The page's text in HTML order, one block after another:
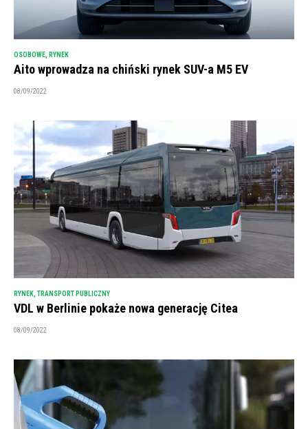
OSOBOWE RYNEK
Aito wprowadza na chiński rynek SUV-a M5 EV
08/09/2022
RYNEK, TRANSPORT PUBLICZNY
VDL w Berlinie pokaże nowa generację Citea
08/09/2022